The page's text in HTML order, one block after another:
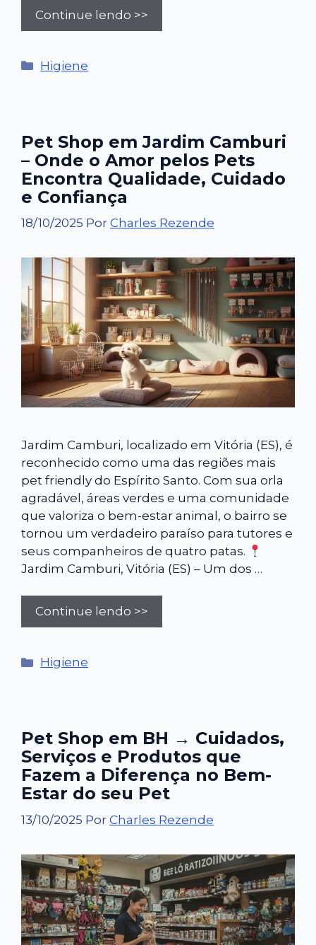
Continue lendo >>
Categorias
Higiene
Pet Shop em Jardim Camburi
– Onde o Amor pelos Pets
Encontra Qualidade, Cuidado
e Confiança
18/10/2025 Por Charles Rezende
Jardim Camburi, localizado em Vitória (ES), é
reconhecido como uma das regiões mais
pet friendly do Espírito Santo. Com sua orla
agradável, áreas verdes e uma comunidade
que valoriza o bem-estar animal, o bairro se
tornou um verdadeiro paraíso para tutores e
seus companheiros de quatro patas.
Jardim Camburi, Vitória (ES) – Um dos …
Continue lendo >>
Categorias
Higiene
Pet Shop em BH → Cuidados,
Serviços e Produtos que
Fazem a Diferença no Bem-
Estar do seu Pet
13/10/2025 Por Charles Rezende